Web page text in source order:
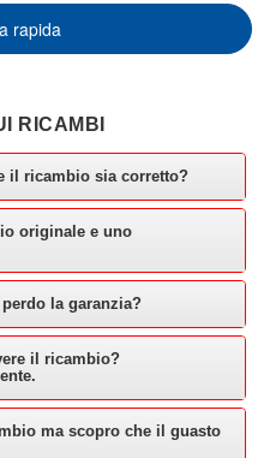
rapida
RICAMBI
il ricambio sia corretto?
originale e uno
la garanzia?
il ricambio?
ma scopro che il guasto